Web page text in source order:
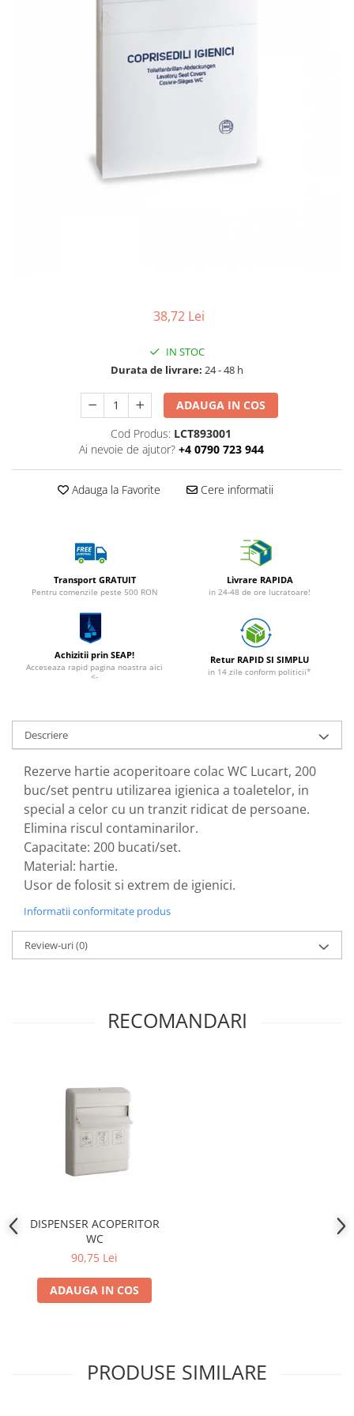
38,72 Lei
IN STOC
Durata de livrare: 24 - 48 h
ADAUGA IN COS
Cod Produs: LCT893001
Ai nevoie de ajutor? +4 0790 723 944
Adauga la Favorite Cere informatii
Transport GRATUIT
Pentru comenzile peste 500 RON
Livrare RAPIDA
in 24-48 de ore lucratoare!
Achizitii prin SEAP!
Acceseaza rapid pagina noastra aici
<-
Retur RAPID SI SIMPLU
in 14 zile conform politicii*
Descriere
Rezerve hartie acoperitoare colac WC Lucart, 200
buc/set pentru utilizarea igienica a toaletelor, in
special a celor cu un tranzit ridicat de persoane.
Elimina riscul contaminarilor.
Capacitate: 200 bucati/set.
Material: hartie.
Usor de folosit si extrem de igienici.
Informatii conformitate produs
Review-uri(0)
RECOMANDARI
DISPENSER ACOPERITOR
WC
90,75 Lei
ADAUGA IN COS
PRODUSE SIMILARE